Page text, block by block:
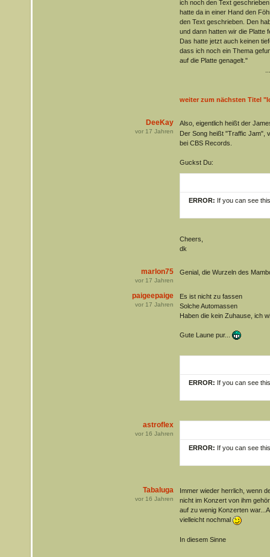
ich noch den Text
hatte da in einer Hand den
den Text geschrieben. Den
und dann hatten wir die Platte
Das hatte jetzt auch keinen
dass ich noch ein Thema
auf die Platte genagelt."
weiter zum nächsten Titel
DeeKay
vor 17 Jahren
Also, eigentlich heißt der
Der Song heißt "Traffic Jam",
bei CBS Records.
Guckst Du:
ERROR: If you can see
Cheers,
dk
marlon75
vor 17 Jahren
Genial, die Wurzeln des
paigeepaige
vor 17 Jahren
Es ist nicht zu fassen
Solche Automassen
Haben die kein Zuhause, ich
Gute Laune pur...
ERROR: If you can see
astroflex
vor 16 Jahren
ERROR: If you can see
Tabaluga
vor 16 Jahren
Immer wieder herrlich, wenn
nicht im Konzert von ihm
auf zu wenig Konzerten
vielleicht nochmal
In diesem Sinne